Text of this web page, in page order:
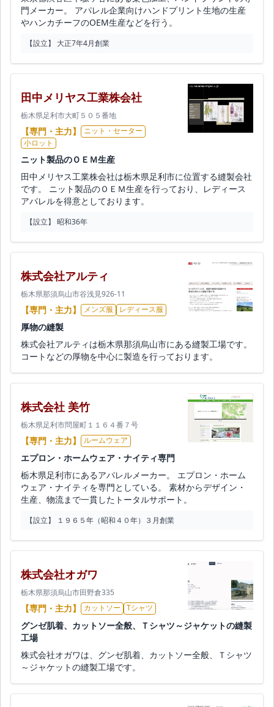
門メーカー。 アパレル企業向けハンドプリント生地の生産
やハンカチーフのOEM生産などを行う。
【設立】 大正7年4月創業
田中メリヤス工業株会社
栃木県足利市大町５０５番地
【専門・主力】
ニット・セーター
小ロット
ニット製品のＯＥＭ生産
田中メリヤス工業株会社は栃木県足利市に位置する縫製会社
です。 ニット製品のＯＥＭ生産を行っており、レディース
アパレルを得意としております。
【設立】 昭和36年
株式会社アルティ
栃木県那須烏山市谷浅見926-11
【専門・主力】 メンズ服 レディース服
厚物の縫製
株式会社アルティは栃木県那須烏山市にある縫製工場です。
コートなどの厚物を中心に製造を行っております。
株式会社 美竹
栃木県足利市問屋町１１６４番７号
【専門・主力】 ルームウェア
エプロン・ホームウェア・ナイティ専門
栃木県足利市にあるアパレルメーカー。 エプロン・ホーム
ウェア・ナイティを専門としている。 素材からデザイン・
生産、物流まで一貫したトータルサポート。
【設立】 １９６５年（昭和４０年）３月創業
株式会社オガワ
栃木県那須烏山市田野倉335
【専門・主力】 カットソー Tシャツ
グンゼ肌着、カットソー全般、Ｔシャツ～ジャケットの縫製
工場
株式会社オガワは、グンゼ肌着、カットソー全般、Ｔシャツ
～ジャケットの縫製工場です。